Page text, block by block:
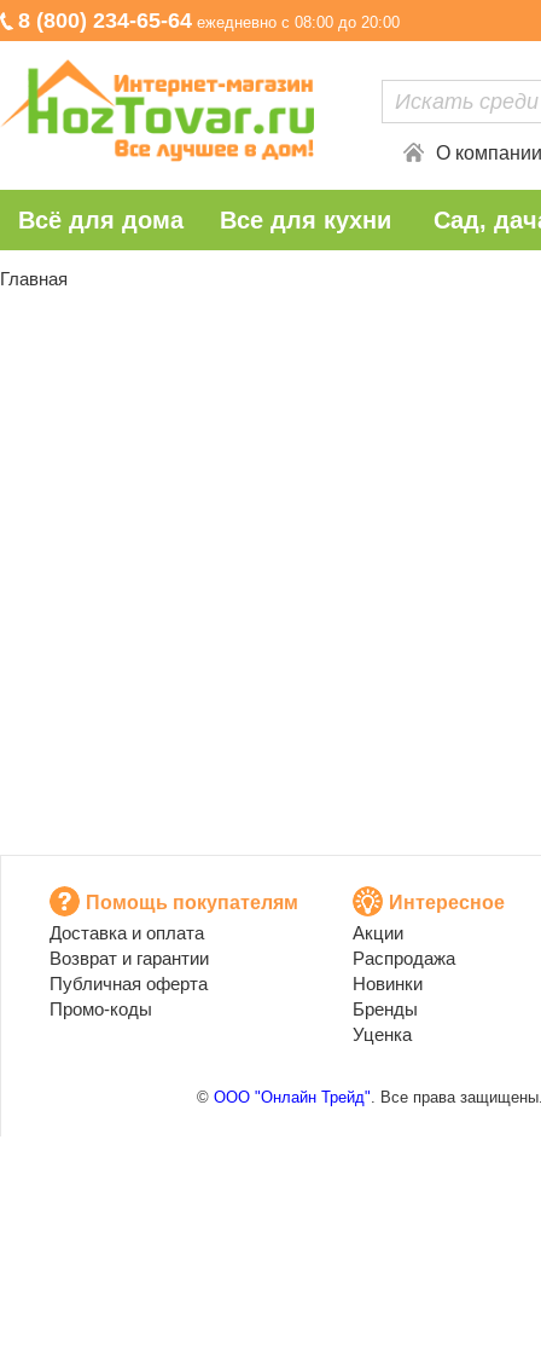
8 (800) 234-65-64 ежедневно с 08:00 до 20:00
О компании
Всё для дома Все для кухни Сад,
Главная
Помощь покупателям
Доставка и оплата
Возврат и гарантии
Публичная оферта
Промо-коды
Интересное
Акции
Распродажа
Новинки
Бренды
Уценка
© ООО "Онлайн Трейд". Все права